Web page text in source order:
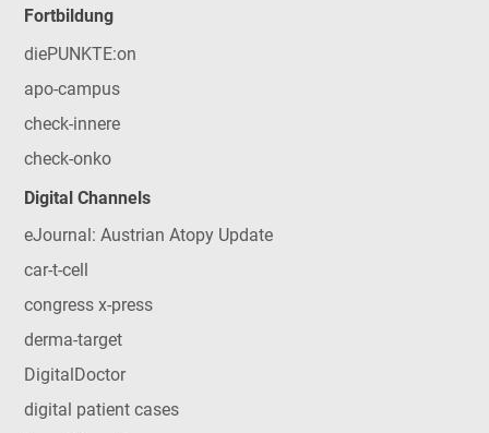
Fortbildung
diePUNKTE:on
apo-campus
check-innere
check-onko
Digital Channels
eJournal: Austrian Atopy Update
car-t-cell
congress x-press
derma-target
DigitalDoctor
digital patient cases